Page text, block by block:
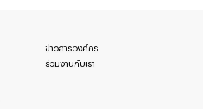
ข่าวสารองค์กร
ร่วมงานกับเรา